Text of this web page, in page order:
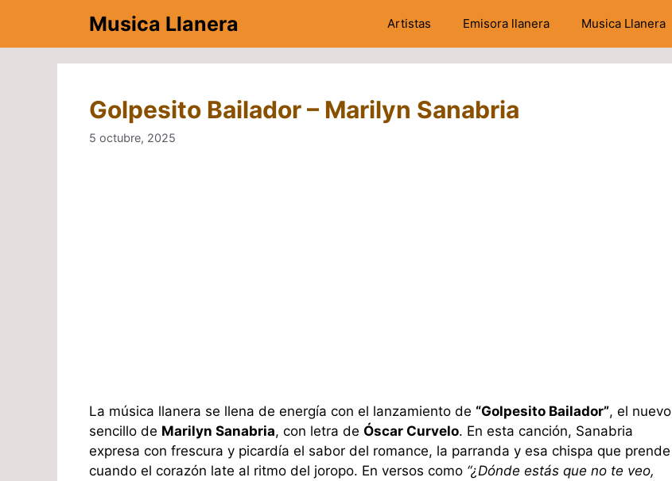
contenido
Musica Llanera Artistas Emisora llanera Musica Llanera
Golpesito Bailador – Marilyn Sanabria
5 octubre, 2025
La música llanera se llena de energía con el lanzamiento de “Golpesito Bailador”, el nuevo
sencillo de Marilyn Sanabria, con letra de Óscar Curvelo. En esta canción, Sanabria
expresa con frescura y picardía el sabor del romance, la parranda y esa chispa que prende
cuando el corazón late al ritmo del joropo. En versos como “¿Dónde estás que no te veo,